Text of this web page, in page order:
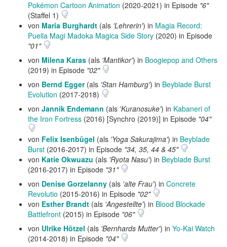
Pokémon Cartoon Animation (2020-2021) in Episode "6"
(Staffel 1)
von Maria Burghardt (als 'Lehrerin') in Magia Record:
Puella Magi Madoka Magica Side Story (2020) in Episode
"01"
von Milena Karas (als 'Mantikor') in Boogiepop and Others
(2019) in Episode "02"
von Bernd Egger(als 'Stan Hamburg') in Beyblade Burst
Evolution (2017-2018)
von Jannik Endemann (als 'Kuranosuke') in Kabaneri of
the Iron Fortress (2016) [Synchro (2019)] in Episode "04"
von Felix Isenbügel (als 'Yoga Sakurajima') in Beyblade
Burst (2016‑2017) in Episode "34, 35, 44 & 45"
von Katie Okwuazu (als 'Ryota Nasu') in Beyblade Burst
(2016‑2017) in Episode "31"
von Denise Gorzelanny (als 'alte Frau') in Concrete
Revolutio (2015-2016) in Episode "02"
von Esther Brandt (als 'Angestellte') in Blood Blockade
Battlefront (2015) in Episode "06"
von Ulrike Hötzel (als 'Bernhards Mutter') in Yo-Kai Watch
(2014-2018) in Episode "04"